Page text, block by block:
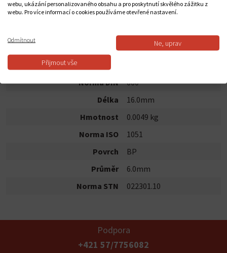
POPIS PRODUKTU
Norma DIN
660
Délka
16.0mm
Hmotnost
0.0049 kg
Norma ISO
1051
Povrch
BP
Průměr
6.0mm
Norma STN
022301.10
Podpora
+421 57/7756082
webu, ukázání personalizovaného obsahu a pro poskytnutí skvělého zážitku z
webu. Pro více informací o cookies používáme otevřené nastavení.
Odmítnout Ne, uprav
Přijmout vše